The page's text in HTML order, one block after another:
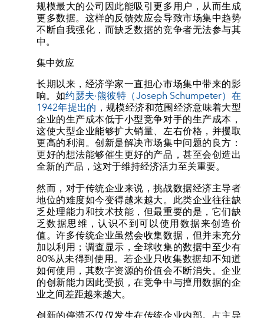
规模最大的公司因此能吸引更多用户，从而生成
更多数据。这样的反馈效应会导致市场集中趋势
不断自我强化，而缺乏数据的竞争者无法参与其
中。
集中效应
长期以来，经济学家一直担心市场集中带来的影
响。如约瑟夫·熊彼特（Joseph Schumpeter）在
1942年提出的 ，规模经济和范围经济意味着大型
企业的生产成本低于小型竞争对手的生产成本，
这使大型企业能够扩大销量、左右价格，并攫取
更高的利润。创新是解决市场集中问题的良方：
更好的想法能够催生更好的产品，甚至会创造出
全新的产品，这对于维持经济活力至关重要。
然而，对于传统企业来说，挑战数据经济主导者
地位的难度如今变得越来越大。此类企业往往缺
乏处理能力和技术技能，但最重要的是，它们缺
乏数据思维，认识不到可以使用数据来创造价
值。许多传统企业虽然会收集数据，但并未充分
加以利用；调查显示，全球收集的数据中至少有
80%从未得到使用。若企业只收集数据却不知道
如何使用，其数字资源的价值会不断消失。企业
的创新能力因此受损，在竞争中与擅用数据的企
业之间差距越来越大。